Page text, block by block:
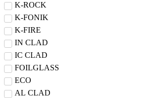
K-ROCK
K-FONIK
K-FIRE
IN CLAD
IC CLAD
FOILGLASS
ECO
AL CLAD